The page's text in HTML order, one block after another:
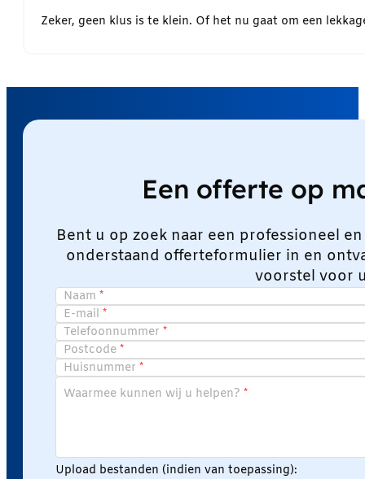
Zeker, geen klus is te klein. Of het nu gaat om een
Een offerte op
Bent u op zoek naar een professioneel
onderstaand offerteformulier in en
voorstel voor
Naam
E-mail
Telefoonnummer
Postcode
Huisnummer
Waarmee kunnen wij u helpen?
Upload bestanden (indien van toepassing):